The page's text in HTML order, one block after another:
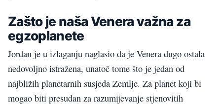
Zašto je naša Venera važna za
egzoplanete
Jordan je u izlaganju naglasio da je Venera dugo ostala
nedovoljno istražena, unatoč tome što je jedan od
najbližih planetarnih susjeda Zemlje. Za planet koji bi
mogao biti presudan za razumijevanje stjenovitih